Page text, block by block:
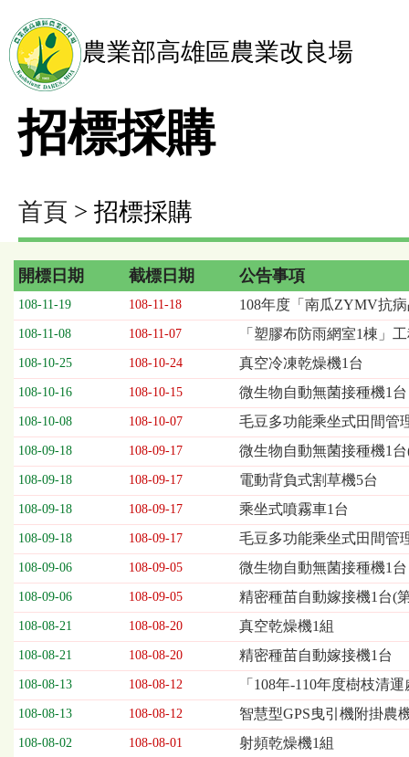
農業部高雄區農業改良場
招標採購
首頁 > 招標採購
招
標
採
購
列
表，
欄
位
依
序
開
標
期、
截
標
日
期、
公
告
事
項
開標日期 截標日期 公告事項
108-11-19 108-11-18 108年度「南瓜ZYMV抗
108-11-08 108-11-07 「塑膠布防雨網室1棟」
108-10-25 108-10-24 真空冷凍乾燥機1台
108-10-16 108-10-15 微生物自動無菌接種機1台
108-10-08 108-10-07 毛豆多功能乘坐式田間管
108-09-18 108-09-17 微生物自動無菌接種機1
108-09-18 108-09-17 電動背負式割草機5台
108-09-18 108-09-17 乘坐式噴霧車1台
108-09-18 108-09-17 毛豆多功能乘坐式田間管
108-09-06 108-09-05 微生物自動無菌接種機1台
108-09-06 108-09-05 精密種苗自動嫁接機1台(
108-08-21 108-08-20 真空乾燥機1組
108-08-21 108-08-20 精密種苗自動嫁接機1台
108-08-13 108-08-12 「108年-110年度樹枝清
108-08-13 108-08-12 智慧型GPS曳引機附掛農
108-08-02 108-08-01 射頻乾燥機1組